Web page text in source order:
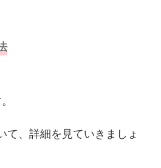
て、詳細を見ていきましょ